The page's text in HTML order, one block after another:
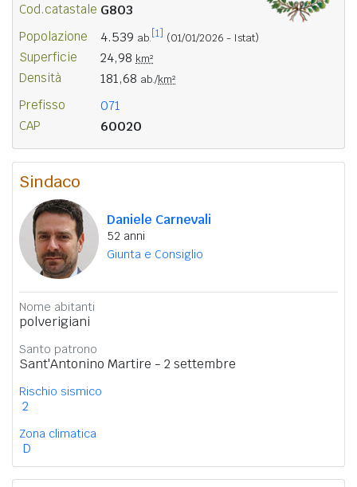
Cod.catastale G803
Popolazione 4.539 ab. [1] (01/01/2026 - Istat)
Superficie 24,98 km²
Densità 181,68 ab./km²
Prefisso 071
CAP 60020
Sindaco
Daniele Carnevali
52 anni
Giunta e Consiglio
Nome abitanti
polverigiani
Santo patrono
Sant'Antonino Martire - 2 settembre
Rischio sismico
2
Zona climatica
D